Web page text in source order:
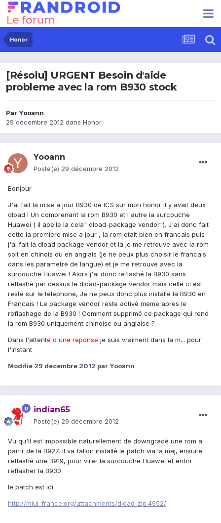
Honor
[Résolu] URGENT Besoin d'aide
probleme avec la rom B930 stock
ParYooann
29 décembre 2012 dans Honor
Yooann
Posté(e) 29 décembre 2012
Bonjour
J'ai fait la mise a jour B930 de ICS sur mon honor il y avait deux
dload ! Un comprenant la rom B930 et l'autre la surcouche
Huawei ( il apelle la cela" dload-package vendor"). J'ai donc fait
cette la premiere mise a jour , la rom etait bien en francais puis
j'ai fait la dload package vendor et la je me retrouve avec la rom
soit en chinois ou en anglais (je ne peux plus choisir le francais
dans les parametre de langue) et je me retrouve avec la
surcouche Huawei ! Alors j'ai donc reflashé la B930 sans
reflashé par dessus le dload-package vendor mais celle ci est
resté sur le telephone, Je ne peux donc plus installé la B930 en
Francais ! Le package vendor reste activé meme apres le
reflashage de la B930 ! Comment supprimé ce package qui rend
la rom B930 uniquement chinoise ou anglaise ?
Dans l'attente d'une reponse je suis vraiment dans la m... pour
l'instant
Modifié 29 décembre 2012 par Yooann
indian65
Posté(e) 29 décembre 2012
Vu qu'il est impossible naturellement de downgradé une rom a
partir de la B927, il va falloir installé le patch via la maj, ensuite
reflashé une B919, pour virer la surcouche Huawei et enfin
reflasher la B930
le patch est ici
http://miui-france.org/attachments/dload-zip.4952/